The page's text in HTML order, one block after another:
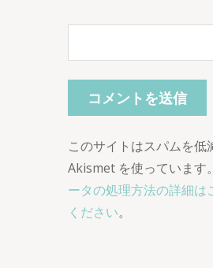
このサイトはスパムを低
Akismet を使っています。
ータの処理方法の詳細は
ください。